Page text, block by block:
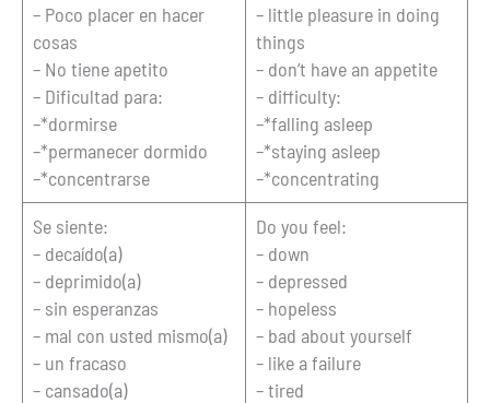
– Poco placer en hacer
cosas
– No tiene apetito
– Dificultad para:
–*dormirse
–*permanecer dormido
–*concentrarse
– little pleasure in doing
things
– don’t have an appetite
– difficulty:
–*falling asleep
–*staying asleep
–*concentrating
Se siente:
– decaído(a)
– deprimido(a)
– sin esperanzas
– mal con usted mismo(a)
– un fracaso
– cansado(a)
Do you feel:
– down
– depressed
– hopeless
– bad about yourself
– like a failure
– tired